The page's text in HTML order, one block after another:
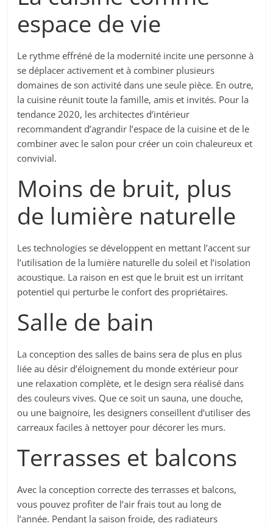
espace de vie
Le rythme effréné de la modernité incite une personne à
se déplacer activement et à combiner plusieurs
domaines de son activité dans une seule pièce. En outre,
la cuisine réunit toute la famille, amis et invités. Pour la
tendance 2020, les architectes d’intérieur
recommandent d’agrandir l’espace de la cuisine et de le
combiner avec le salon pour créer un coin chaleureux et
convivial.
Moins de bruit, plus
de lumière naturelle
Les technologies se développent en mettant l’accent sur
l’utilisation de la lumière naturelle du soleil et l’isolation
acoustique. La raison en est que le bruit est un irritant
potentiel qui perturbe le confort des propriétaires.
Salle de bain
La conception des salles de bains sera de plus en plus
liée au désir d’éloignement du monde extérieur pour
une relaxation complète, et le design sera réalisé dans
des couleurs vives. Que ce soit un sauna, une douche,
ou une baignoire, les designers conseillent d’utiliser des
carreaux faciles à nettoyer pour décorer les murs.
Terrasses et balcons
Avec la conception correcte des terrasses et balcons,
vous pouvez profiter de l’air frais tout au long de
l’année. Pendant la saison froide, des radiateurs